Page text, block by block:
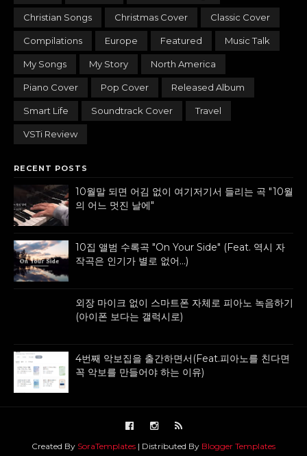
Christian Songs Christmas Cover Classic Cover
Compilations Europe Featured Music Talk
My Songs My Story North America
Piano Cover Pop Cover Released Album
Smart Life Soundtrack Cover Travel
VSTi Review
RECENT POSTS
10월말 되면 어김 없이 여기저기서 들리는 곡 "10월
의 어느 멋진 날에"
10집 앨범 수록곡 "On Your Side" (Feat. 역시 자
작곡은 인기가 별로 없어...)
외장 마이크 없이 스마트폰 자체로 피아노 녹음하기
(아이폰 보다는 갤럭시로)
4번째 악보집을 출간하면서(Feat.피아노를 친다면
꼭 악보를 만들어야 하는 이유)
Created By SoraTemplates | Distributed By Blogger Templates